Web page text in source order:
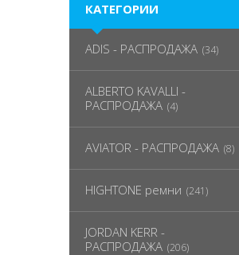
КАТЕГОРИИ
ADIS - РАСПРОДАЖА (34)
ALBERTO KAVALLI -
РАСПРОДАЖА (4)
AVIATOR - РАСПРОДАЖА (8)
HIGHTONE ремни (241)
JORDAN KERR -
РАСПРОДАЖА (206)